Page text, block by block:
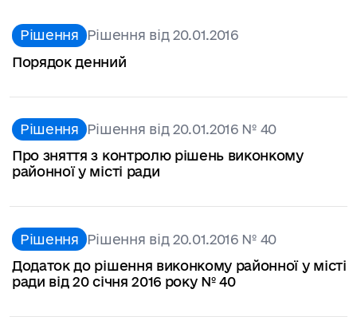
Рішення Рішення від 20.01.2016
Порядок денний
Рішення Рішення від 20.01.2016 № 40
Про зняття з контролю рішень виконкому
районної у місті ради
Рішення Рішення від 20.01.2016 № 40
Додаток до рішення виконкому районної у місті
ради від 20 січня 2016 року № 40